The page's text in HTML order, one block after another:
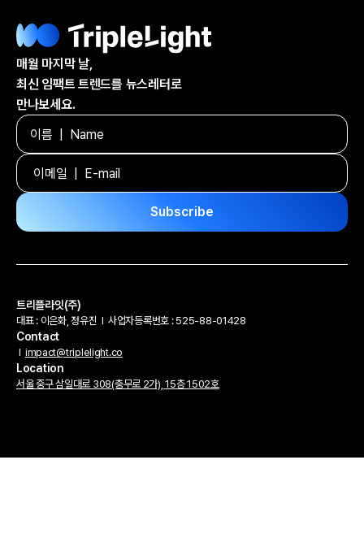
매월 마지막 날,
최신 임팩트 트렌드를 뉴스레터로
만나보세요.
트리플라잇(주)
대표 : 이은화, 정유진 l 사업자등록번호 : 525-88-01428
Contact
l impact@triplelight.co
Location
서울 중구 삼일대로 308(충무로 2가), 15층 1502호